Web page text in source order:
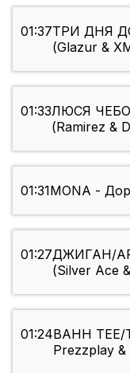
01:37ТРИ ДНЯ
(Glazur &
01:33ЛЮСЯ
(Ramirez &
01:31MONA -
01:27ДЖИГАН/
(Silver Ace
01:24BAHH TEE/
Prezzplay